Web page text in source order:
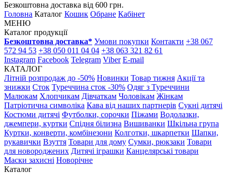
Безкоштовна доставка від 600 грн.
Головна Каталог Кошик Обране Кабінет
МЕНЮ
Каталог продукції
Безкоштовна доставка* Умови покупки Контакти +38 067
572 94 53 +38 050 011 04 04 +38 063 321 82 61
Instagram Facebook Telegram Viber E-mail
КАТАЛОГ
Літній розпродаж до -50% Новинки Товар тижня Акції та
знижки Сток Туреччина сток -30% Одяг з Туреччини
Малюкам Хлопчикам Дівчаткам Чоловікам Жінкам
Патріотична символіка Кава від наших партнерів Сукні дитячі
Костюми дитячі Футболки, сорочки Піжами Водолазки,
джемпери, куртки Спідня білизна Вишиванки Шкільна група
Куртки, конверти, комбінезони Колготки, шкарпетки Шапки,
рукавички Взуття Товари для дому Сумки, рюкзаки Товари
для новороджених Дитячі іграшки Канцелярські товари
Маски захисні Новорічне
Каталог